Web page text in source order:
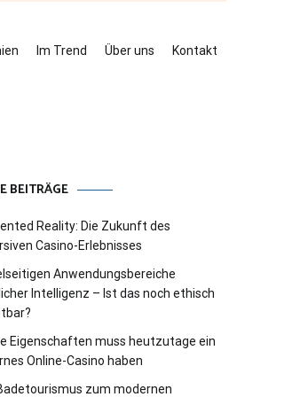
Im Trend Über uns Kontakt
BEITRÄGE
Reality: Die Zukunft des
Casino-Erlebnisses
Anwendungsbereiche
Intelligenz – Ist das noch ethisch
Eigenschaften muss heutzutage ein
Online-Casino haben
zum modernen